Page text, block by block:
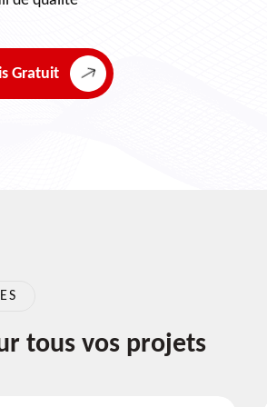
Gratuit
tous vos projets